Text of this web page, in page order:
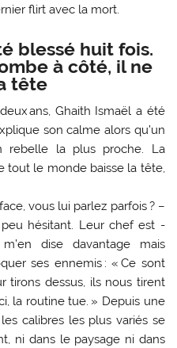
flirt avec la mort.
blessé huit fois.
à côté, il ne
tête
ans, Ghaith Ismaël a été
son calme alors qu’un
rebelle la plus proche. La
tout le monde baisse la tête,
vous lui parlez parfois ? –
peu hésitant. Leur chef est
m’en dise davantage mais
ses ennemis : « Ce sont
tirons dessus, ils nous tirent
la routine tue. » Depuis une
calibres les plus variés se
ni dans le paysage ni dans